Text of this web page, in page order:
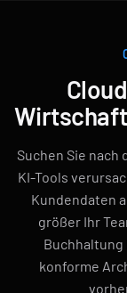
Suchen Sie nach
KI-Tools
Kundendaten
größer Ihr
Buchhaltung
konforme